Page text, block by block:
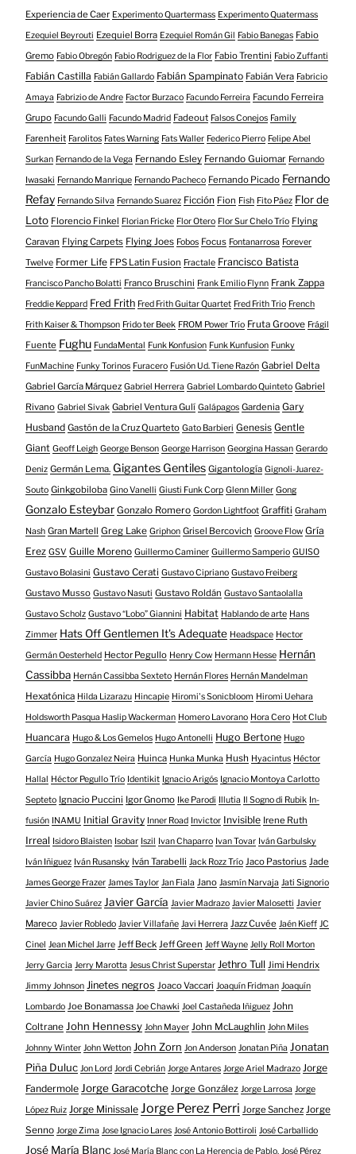
Experiencia de Caer Experimento Quartermass Experimento Quatermass
Ezequiel Beyrouti Ezequiel Borra Ezequiel Román Gil Fabio Banegas Fabio
Gremo Fabio Obregón Fabio Rodriguez de la Flor Fabio Trentini Fabio Zuffanti
Fabián Castilla Fabián Gallardo Fabián Spampinato Fabián Vera Fabricio
Amaya Fabrizio de Andre Factor Burzaco Facundo Ferreira Facundo Ferreira
Grupo Facundo Galli Facundo Madrid Fadeout Falsos Conejos Family
Farenheit Farolitos Fates Warning Fats Waller Federico Pierro Felipe Abel
Surkan Fernando de la Vega Fernando Esley Fernando Guiomar Fernando
Iwasaki Fernando Manrique Fernando Pacheco Fernando Picado Fernando
Refay Fernando Silva Fernando Suarez Ficción Fion Fish Fito Páez Flor de
Loto Florencio Finkel Florian Fricke Flor Otero Flor Sur Chelo Trío Flying
Caravan Flying Carpets Flying Joes Fobos Focus Fontanarrosa Forever
Twelve Former Life FPS Latin Fusion Fractale Francisco Batista
Francisco Pancho Bolatti Franco Bruschini Frank Emilio Flynn Frank Zappa
Freddie Keppard Fred Frith Fred Frith Guitar Quartet Fred Frith Trio French
Frith Kaiser & Thompson Frido ter Beek FROM Power Trío Fruta Groove Frágil
Fuente Fughu FundaMental Funk Konfusion Funk Kunfusion Funky
FunMachine Funky Torinos Furacero Fusión Ud. Tiene Razón Gabriel Delta
Gabriel García Márquez Gabriel Herrera Gabriel Lombardo Quinteto Gabriel
Rivano Gabriel Sivak Gabriel Ventura Gulí Galápagos Gardenia Gary
Husband Gastón de la Cruz Quarteto Gato Barbieri Genesis Gentle
Giant Geoff Leigh George Benson George Harrison Georgina Hassan Gerardo
Deniz Germán Lema. Gigantes Gentiles Gigantología Gignoli-Juarez-
Souto Ginkgobiloba Gino Vanelli Giusti Funk Corp Glenn Miller Gong
Gonzalo Esteybar Gonzalo Romero Gordon Lightfoot Graffiti Graham
Nash Gran Martell Greg Lake Griphon Grisel Bercovich Groove Flow Gría
Erez GSV Guille Moreno Guillermo Caminer Guillermo Samperio GUISO
Gustavo Bolasini Gustavo Cerati Gustavo Cipriano Gustavo Freiberg
Gustavo Musso Gustavo Nasuti Gustavo Roldán Gustavo Santaolalla
Gustavo Scholz Gustavo “Lobo” Giannini Habitat Hablando de arte Hans
Zimmer Hats Off Gentlemen It's Adequate Headspace Hector
Germán Oesterheld Hector Pegullo Henry Cow Hermann Hesse Hernán
Cassibba Hernán Cassibba Sexteto Hernán Flores Hernán Mandelman
Hexatónica Hilda Lizarazu Hincapie Hiromi's Sonicbloom Hiromi Uehara
Holdsworth Pasqua Haslip Wackerman Homero Lavorano Hora Cero Hot Club
Huancara Hugo & Los Gemelos Hugo Antonelli Hugo Bertone Hugo
García Hugo Gonzalez Neira Huinca Hunka Munka Hush Hyacintus Héctor
Hallal Héctor Pegullo Trío Identikit Ignacio Arigós Ignacio Montoya Carlotto
Septeto Ignacio Puccini Igor Gnomo Ike Parodi Illutia Il Sogno di Rubik In-
fusión INAMU Initial Gravity Inner Road Invictor Invisible Irene Ruth
Irreal Isidoro Blaisten Isobar Iszil Ivan Chaparro Ivan Tovar Iván Garbulsky
Iván Iñiguez Iván Rusansky Iván Tarabelli Jack Rozz Trío Jaco Pastorius Jade
James George Frazer James Taylor Jan Fiala Jano Jasmín Narvaja Jati Signorio
Javier Chino Suárez Javier García Javier Madrazo Javier Malosetti Javier
Mareco Javier Robledo Javier Villafañe Javi Herrera Jazz Cuvée Jaén Kieff JC
Cinel Jean Michel Jarre Jeff Beck Jeff Green Jeff Wayne Jelly Roll Morton
Jerry Garcia Jerry Marotta Jesus Christ Superstar Jethro Tull Jimi Hendrix
Jimmy Johnson Jinetes negros Joaco Vaccari Joaquín Fridman Joaquín
Lombardo Joe Bonamassa Joe Chawki Joel Castañeda Iñiguez John
Coltrane John Hennessy John Mayer John McLaughlin John Miles
Johnny Winter John Wetton John Zorn Jon Anderson Jonatan Piña Jonatan
Piña Duluc Jon Lord Jordi Cebrián Jorge Antares Jorge Ariel Madrazo Jorge
Fandermole Jorge Garacotche Jorge González Jorge Larrosa Jorge
López Ruiz Jorge Minissale Jorge Perez Perri Jorge Sanchez Jorge
Senno Jorge Zima Jose Ignacio Lares José Antonio Bottiroli José Carballido
José María Blanc José María Blanc con La Herencia de Pablo. José Pérez